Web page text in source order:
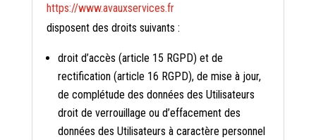
https://www.avauxservices.fr
disposent des droits suivants :
droit d’accès (article 15 RGPD) et de
rectification (article 16 RGPD), de mise à jour,
de complétude des données des Utilisateurs
droit de verrouillage ou d’effacement des
données des Utilisateurs à caractère personnel